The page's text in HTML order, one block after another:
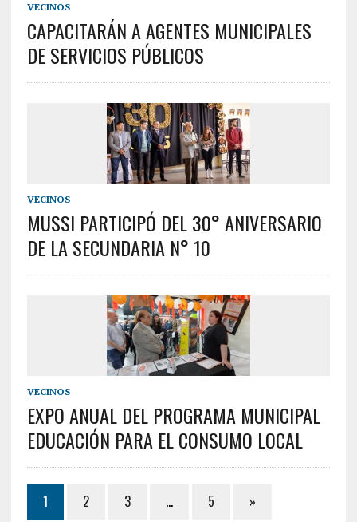
VECINOS
CAPACITARÁN A AGENTES MUNICIPALES
DE SERVICIOS PÚBLICOS
VECINOS
MUSSI PARTICIPÓ DEL 30° ANIVERSARIO
DE LA SECUNDARIA N° 10
VECINOS
EXPO ANUAL DEL PROGRAMA MUNICIPAL
EDUCACIÓN PARA EL CONSUMO LOCAL
1 2 3 … 5 »